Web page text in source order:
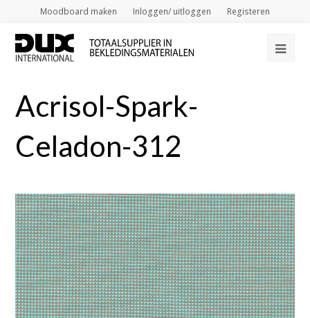
Moodboard maken Inloggen/ uitloggen Registeren
Acrisol-Spark-
Celadon-312